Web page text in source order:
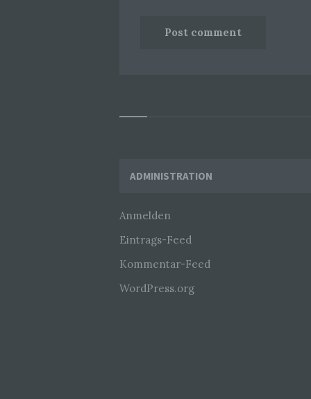
Widgets
ADMINISTRATION
Anmelden
Eintrags-Feed
Kommentar-Feed
WordPress.org